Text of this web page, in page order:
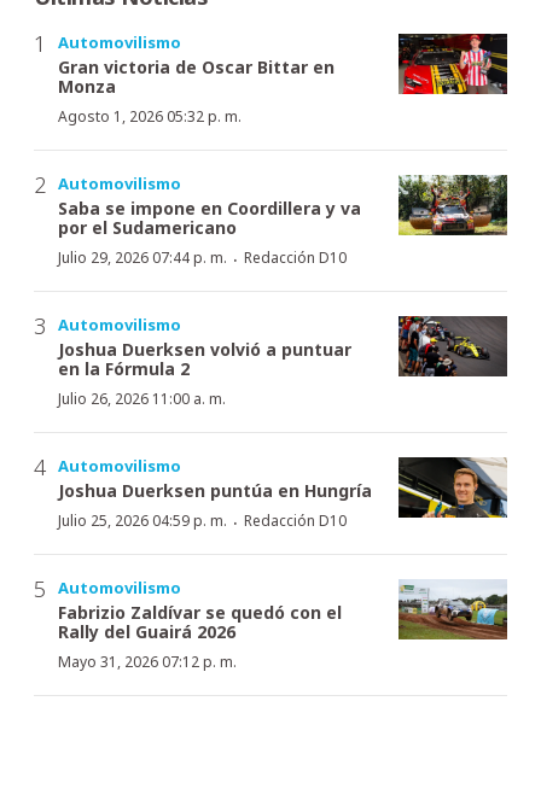
Automovilismo
Gran victoria de Oscar Bittar en
Monza
Agosto 1, 2026 05:32 p. m.
Automovilismo
Saba se impone en Coordillera y va
por el Sudamericano
Julio 29, 2026 07:44 p. m. · Redacción D10
Automovilismo
Joshua Duerksen volvió a puntuar
en la Fórmula 2
Julio 26, 2026 11:00 a. m.
Automovilismo
Joshua Duerksen puntúa en Hungría
Julio 25, 2026 04:59 p. m. · Redacción D10
Automovilismo
Fabrizio Zaldívar se quedó con el
Rally del Guairá 2026
Mayo 31, 2026 07:12 p. m.